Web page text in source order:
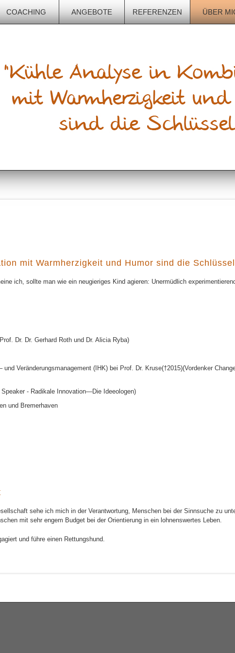
COACHING ANGEBOTE REFERENZEN ÜBER
mit Warmherzigkeit und Humor sind die
ich, sollte man wie ein neugieriges Kind agieren: Unermüdlich
Dr. Dr. Gerhard Roth und Dr. Alicia Ryba)
Veränderungsmanagement (IHK) bei Prof. Dr. Kruse(†2015)(Vordenker
Speaker - Radikale Innovation—Die Ideeologen)
und Bremerhaven
sehe ich mich in der Verantwortung, Menschen bei der Sinnsuche zu
mit sehr engem Budget bei der Orientierung in ein lohnenswertes Leben.
und führe einen Rettungshund.